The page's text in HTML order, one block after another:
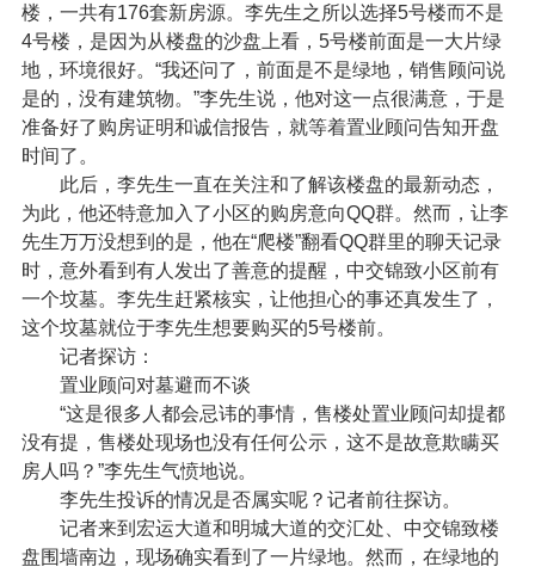
楼，一共有176套新房源。李先生之所以选择5号楼而不是
4号楼，是因为从楼盘的沙盘上看，5号楼前面是一大片绿
地，环境很好。“我还问了，前面是不是绿地，销售顾问说
是的，没有建筑物。”李先生说，他对这一点很满意，于是
准备好了购房证明和诚信报告，就等着置业顾问告知开盘
时间了。
此后，李先生一直在关注和了解该楼盘的最新动态，
为此，他还特意加入了小区的购房意向QQ群。然而，让李
先生万万没想到的是，他在“爬楼”翻看QQ群里的聊天记录
时，意外看到有人发出了善意的提醒，中交锦致小区前有
一个坟墓。李先生赶紧核实，让他担心的事还真发生了，
这个坟墓就位于李先生想要购买的5号楼前。
记者探访：
置业顾问对墓避而不谈
“这是很多人都会忌讳的事情，售楼处置业顾问却提都
没有提，售楼处现场也没有任何公示，这不是故意欺瞒买
房人吗？”李先生气愤地说。
李先生投诉的情况是否属实呢？记者前往探访。
记者来到宏运大道和明城大道的交汇处、中交锦致楼
盘围墙南边，现场确实看到了一片绿地。然而，在绿地的